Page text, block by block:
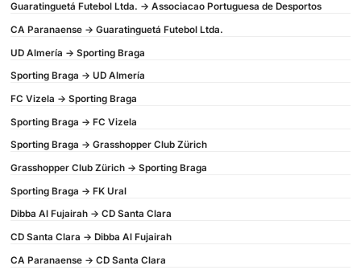
Guaratinguetá Futebol Ltda. -> Associacao Portuguesa de Desportos
CA Paranaense -> Guaratinguetá Futebol Ltda.
UD Almería -> Sporting Braga
Sporting Braga -> UD Almería
FC Vizela -> Sporting Braga
Sporting Braga -> FC Vizela
Sporting Braga -> Grasshopper Club Zürich
Grasshopper Club Zürich -> Sporting Braga
Sporting Braga -> FK Ural
Dibba Al Fujairah -> CD Santa Clara
CD Santa Clara -> Dibba Al Fujairah
CA Paranaense -> CD Santa Clara